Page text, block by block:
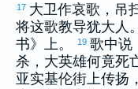
17 大卫作哀歌，吊
将这歌教导犹大 人
书》上。
19 歌中说
杀，大英雄何竟死
亚实基伦街上传扬